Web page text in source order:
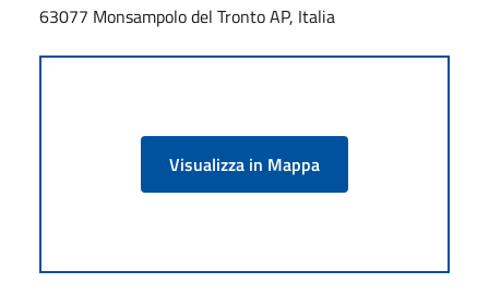
63077 Monsampolo del Tronto AP, Italia
Visualizza in Mappa